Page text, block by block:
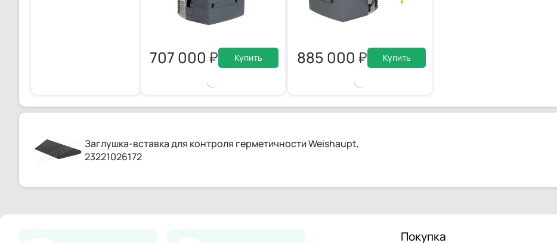
707 000 Купить 885 000 Купить
Заглушка-вставка для контроля герметичности Weishaupt,
23221026172
Покупка